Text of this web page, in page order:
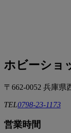
ホビーショ
〒662-0052 兵庫県
TEL0798-23-1173
営業時間